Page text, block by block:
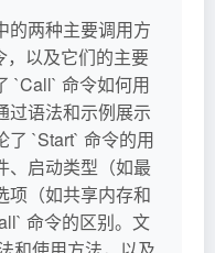
的两种主要调用方
，以及它们的主要
`Call` 命令如何用
过语法和示例展示
了 `Start` 命令的用
、启动类型（如最
项（如共享内存和
命令的区别。文